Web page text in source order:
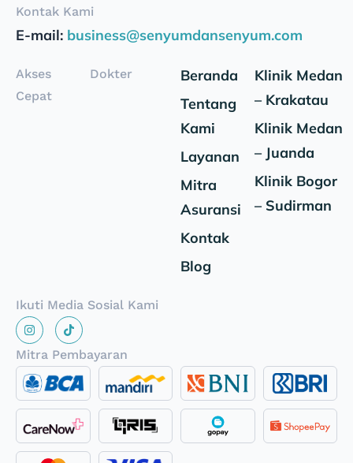
Kontak Kami
E-mail: business@senyumdansenyum.com
Akses
Cepat
Dokter
Beranda
Tentang
Kami
Layanan
Mitra
Asuransi
Kontak
Blog
Klinik Medan
– Krakatau
Klinik Medan
– Juanda
Klinik Bogor
– Sudirman
Ikuti Media Sosial Kami
Mitra Pembayaran